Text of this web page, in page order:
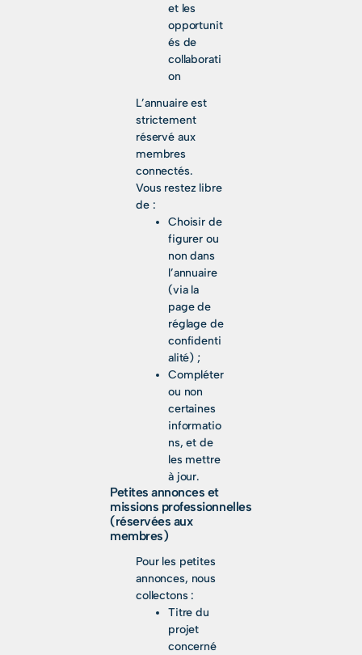
et les
opportunit
és de
collaborati
on
L’annuaire est
strictement
réservé aux
membres
connectés.
Vous restez libre
de :
Choisir de
figurer ou
non dans
l’annuaire
(via la
page de
réglage de
confidenti
alité) ;
Compléter
ou non
certaines
informatio
ns, et de
les mettre
à jour.
Petites annonces et
missions professionnelles
(réservées aux
membres)
Pour les petites
annonces, nous
collectons :
Titre du
projet
concerné